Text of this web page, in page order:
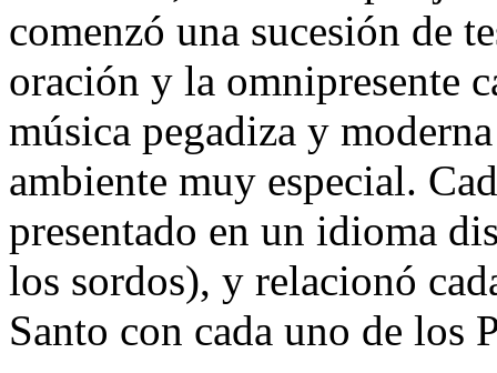
comenzó una sucesión de
oración y la omnipresente
música pegadiza y
ambiente muy especial.
presentado en un idioma
los sordos), y relacionó
Santo con cada uno de los